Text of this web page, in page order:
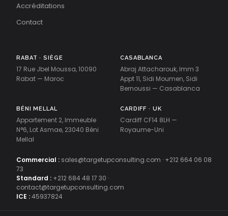
Accréditations
Contact
RABAT · SIÈGE
17 Rue Jbel Moussa, 10090
Rabat — Maroc
CASABLANCA
Abraj Attacharouk, Imm 3
Appt 11, Sidi Moumen, Sidi
Bernoussi — Casablanca
BÉNI MELLAL
Appartement 2, Immeuble
N°6, Lot Asmae, 23040 Béni
Mellal
CARDIFF · UK
Cardiff CF14 8LH —
Royaume-Uni
Commercial : sales@targetupconsulting.com · +212 664 06 08
73
Standard : +212 684 48 17 30 ·
contact@targetupconsulting.com
ICE :45937824